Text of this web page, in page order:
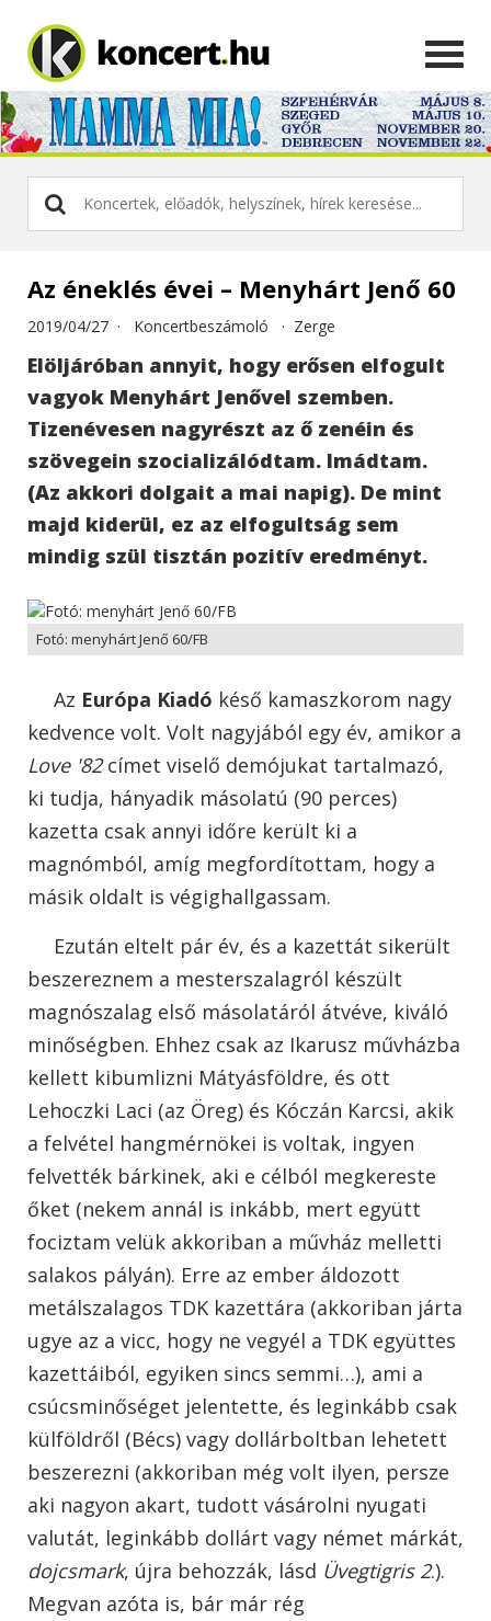
Az éneklés évei – Menyhárt Jenő 60
2019/04/27 · Koncertbeszámoló · Zerge
Elöljáróban annyit, hogy erősen elfogult
vagyok Menyhárt Jenővel szemben.
Tizenévesen nagyrészt az ő zenéin és
szövegein szocializálódtam. Imádtam.
(Az akkori dolgait a mai napig). De mint
majd kiderül, ez az elfogultság sem
mindig szül tisztán pozitív eredményt.
Fotó: menyhárt Jenő 60/FB
Az Európa Kiadó késő kamaszkorom nagy
kedvence volt. Volt nagyjából egy év, amikor a
Love '82címet viselő demójukat tartalmazó,
ki tudja, hányadik másolatú (90 perces)
kazetta csak annyi időre került ki a
magnómból, amíg megfordítottam, hogy a
másik oldalt is végighallgassam.
Ezután eltelt pár év, és a kazettát sikerült
beszereznem a mesterszalagról készült
magnószalag első másolatáról átvéve, kiváló
minőségben. Ehhez csak az Ikarusz művházba
kellett kibumlizni Mátyásföldre, és ott
Lehoczki Laci (az Öreg) és Kóczán Karcsi, akik
a felvétel hangmérnökei is voltak, ingyen
felvették bárkinek, aki e célból megkereste
őket (nekem annál is inkább, mert együtt
fociztam velük akkoriban a művház melletti
salakos pályán). Erre az ember áldozott
metálszalagos TDK kazettára (akkoriban járta
ugye az a vicc, hogy ne vegyél a TDK együttes
kazettáiból, egyiken sincs semmi…), ami a
csúcsminőséget jelentette, és leginkább csak
külföldről (Bécs) vagy dollárboltban lehetett
beszerezni (akkoriban még volt ilyen, persze
aki nagyon akart, tudott vásárolni nyugati
valutát, leginkább dollárt vagy német márkát,
dojcsmark, újra behozzák, lásd Üvegtigris 2.).
Megvan azóta is, bár már rég